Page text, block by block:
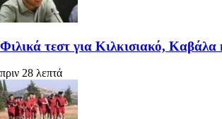
Φιλικά τεστ για Κιλκισιακό,
πριν 28 λεπτά